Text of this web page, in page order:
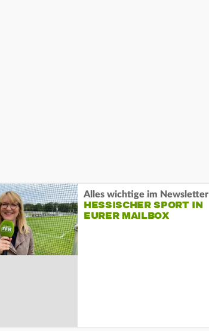
Alles wichtige im Newsletter
HESSISCHER SPORT IN
EURER MAILBOX